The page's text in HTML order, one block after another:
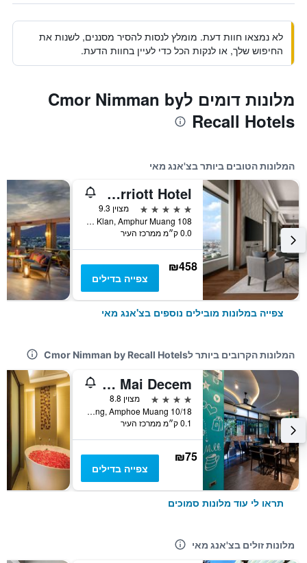
לא נמצאו חוות דעת. מומלץ לנסות להסיר מסננים, לשנות את
החיפוש שלך, או לנקות הכל כדי לעיין בחוות הדעת.
מלונות דומים לCmor Nimman by
Recall Hotels
המלונות הטובים ביותר בצ'אנג מאי
Chiang Mai Marriott Hotel
5 כוכבים
מצוין 9.3
108 Chang Klan Road, Tambol Chang Klan, Amphur Muang, צ'אנג מאי, תאילנד
0.0 ק״מ ממרכז העיר
₪458
צפייה בדילים
צפייה במלונות מובילים נוספים בצ'אנג מאי
המלונות הקרובים ביותר לCmor Nimman by Recall Hotels
Cross Vibe Chiang Mai Decem
4 כוכבים
מצוין 8.8
10/18 Chiang Mai - Lampang Road, Tambon Changphuang, Amphoe Muang, צ'אנג מאי, תאילנד
0.1 ק״מ ממרכז העיר
₪75
צפייה בדילים
תראו לי עוד מלונות סמוכים
מלונות זולים בצ'אנג מאי